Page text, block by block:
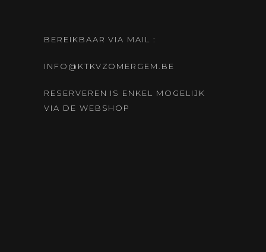
BEREIKBAAR VIA MAIL :
INFO@KTKVZOMERGEM.BE
RESERVEREN IS ENKEL MOGELIJK
VIA DE WEBSHOP